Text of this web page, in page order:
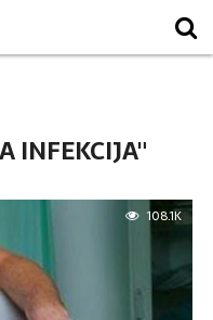
INFEKCIJA"
108.1K